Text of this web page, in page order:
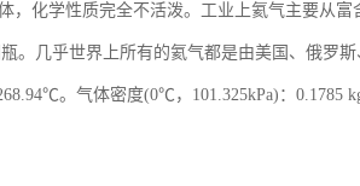
，化学性质完全不活泼。工业上氦气主要从
。几乎世界上所有的氦气都是由美国、俄罗
。气体密度(0℃，101.325kPa)：0.1785